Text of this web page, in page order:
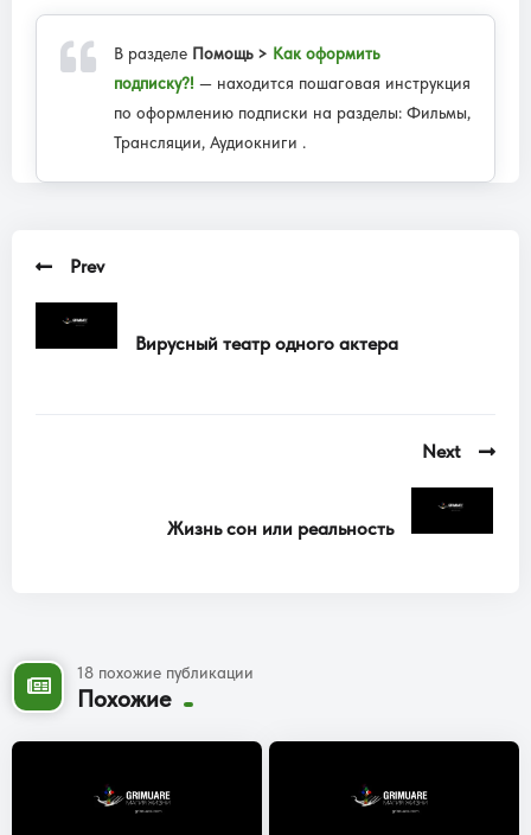
В разделе Помощь > Как оформить
подписку?! — находится пошаговая инструкция
по оформлению подписки на разделы: Фильмы,
Трансляции, Аудиокниги .
Prev
Вирусный театр одного актера
Next
Жизнь сон или реальность
18 похожие публикации
Похожие